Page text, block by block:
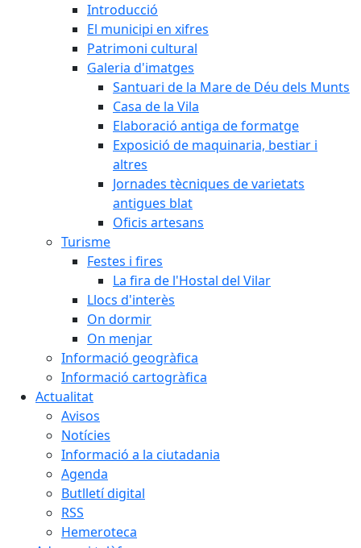
Introducció
El municipi en xifres
Patrimoni cultural
Galeria d'imatges
Santuari de la Mare de Déu dels Munts
Casa de la Vila
Elaboració antiga de formatge
Exposició de maquinaria, bestiar i
altres
Jornades tècniques de varietats
antigues blat
Oficis artesans
Turisme
Festes i fires
La fira de l'Hostal del Vilar
Llocs d'interès
On dormir
On menjar
Informació geogràfica
Informació cartogràfica
Actualitat
Avisos
Notícies
Informació a la ciutadania
Agenda
Butlletí digital
RSS
Hemeroteca